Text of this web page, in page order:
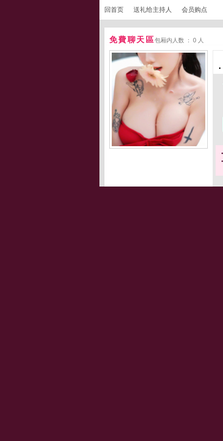
回首页 送礼给主持人 会员购点
免費聊天區包厢内人数 ： 0 人